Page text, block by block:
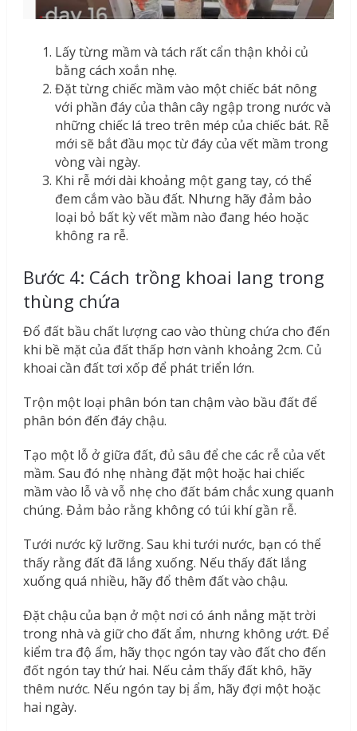
Lấy từng mầm và tách rất cẩn thận khỏi củ
bằng cách xoắn nhẹ.
Đặt từng chiếc mầm vào một chiếc bát nông
với phần đáy của thân cây ngập trong nước và
những chiếc lá treo trên mép của chiếc bát. Rễ
mới sẽ bắt đầu mọc từ đáy của vết mầm trong
vòng vài ngày.
Khi rễ mới dài khoảng một gang tay, có thể
đem cắm vào bầu đất. Nhưng hãy đảm bảo
loại bỏ bất kỳ vết mầm nào đang héo hoặc
không ra rễ.
Bước 4: Cách trồng khoai lang trong
thùng chứa
Đổ đất bầu chất lượng cao vào thùng chứa cho đến
khi bề mặt của đất thấp hơn vành khoảng 2cm. Củ
khoai cần đất tơi xốp để phát triển lớn.
Trộn một loại phân bón tan chậm vào bầu đất để
phân bón đến đáy chậu.
Tạo một lỗ ở giữa đất, đủ sâu để che các rễ của vết
mầm. Sau đó nhẹ nhàng đặt một hoặc hai chiếc
mầm vào lỗ và vỗ nhẹ cho đất bám chắc xung quanh
chúng. Đảm bảo rằng không có túi khí gần rễ.
Tưới nước kỹ lưỡng. Sau khi tưới nước, bạn có thể
thấy rằng đất đã lắng xuống. Nếu thấy đất lắng
xuống quá nhiều, hãy đổ thêm đất vào chậu.
Đặt chậu của bạn ở một nơi có ánh nắng mặt trời
trong nhà và giữ cho đất ẩm, nhưng không ướt. Để
kiểm tra độ ẩm, hãy thọc ngón tay vào đất cho đến
đốt ngón tay thứ hai. Nếu cảm thấy đất khô, hãy
thêm nước. Nếu ngón tay bị ẩm, hãy đợi một hoặc
hai ngày.